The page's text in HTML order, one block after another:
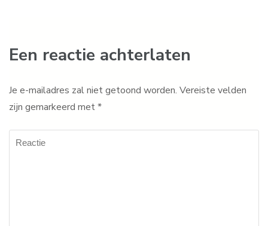
Een reactie achterlaten
Je e-mailadres zal niet getoond worden. Vereiste velden
zijn gemarkeerd met*
Reactie